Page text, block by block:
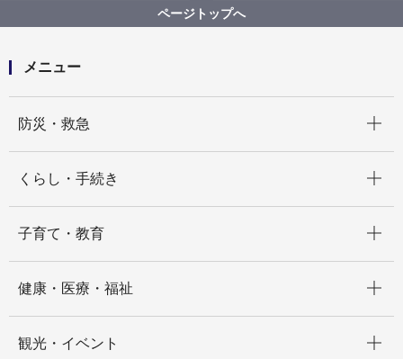
精神障害
（障害者差別事例10）精神障害 交通機関・道路
ページトップへ
メニュー
防災・救急
くらし・手続き
子育て・教育
健康・医療・福祉
観光・イベント